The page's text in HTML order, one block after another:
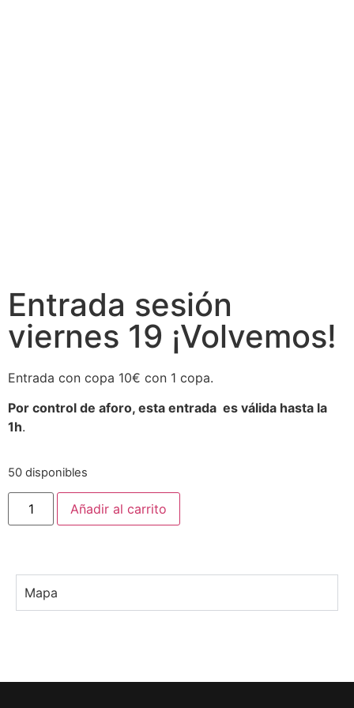
Entrada sesión
viernes 19 ¡Volvemos!
Entrada con copa 10€ con 1 copa.
Por control de aforo, esta entrada es válida hasta la
1h.
50 disponibles
Añadir al carrito
Mapa